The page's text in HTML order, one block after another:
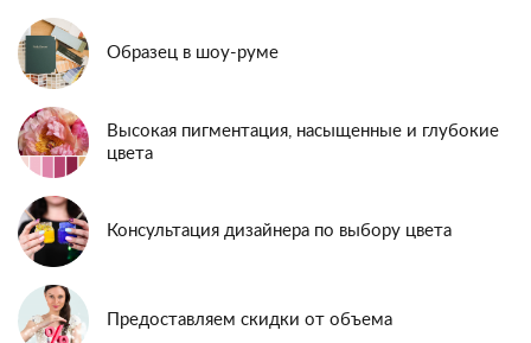
Образец в шоу-руме
Высокая пигментация, насыщенные и глубокие
цвета
Консультация дизайнера по выбору цвета
Предоставляем скидки от объема